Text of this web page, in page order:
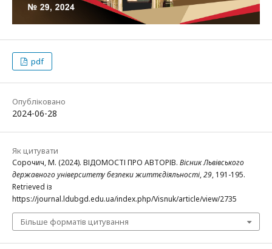
pdf
Опубліковано
2024-06-28
Як цитувати
Сорочич, М. (2024). ВІДОМОСТІ ПРО АВТОРІВ. Вісник Львівського
державного університету безпеки життєдіяльності,29, 191-195.
Retrieved із
https://journal.ldubgd.edu.ua/index.php/Visnuk/article/view/2735
Більше форматів цитування